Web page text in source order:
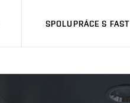
SPOLUPRÁCE S FAST